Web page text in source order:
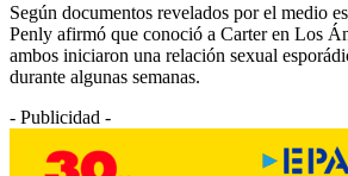
Según documentos revelados por el medio
Penly afirmó que conoció a Carter en Los
ambos iniciaron una relación sexual
durante algunas semanas.
- Publicidad -